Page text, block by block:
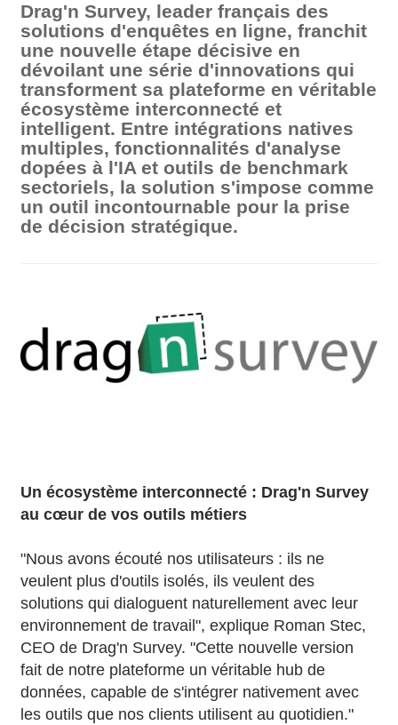
Drag'n Survey, leader français des
solutions d'enquêtes en ligne, franchit
une nouvelle étape décisive en
dévoilant une série d'innovations qui
transforment sa plateforme en véritable
écosystème interconnecté et
intelligent. Entre intégrations natives
multiples, fonctionnalités d'analyse
dopées à l'IA et outils de benchmark
sectoriels, la solution s'impose comme
un outil incontournable pour la prise
de décision stratégique.
Un écosystème interconnecté : Drag'n Survey
au cœur de vos outils métiers
"Nous avons écouté nos utilisateurs : ils ne
veulent plus d'outils isolés, ils veulent des
solutions qui dialoguent naturellement avec leur
environnement de travail", explique Roman Stec,
CEO de Drag'n Survey. "Cette nouvelle version
fait de notre plateforme un véritable hub de
données, capable de s'intégrer nativement avec
les outils que nos clients utilisent au quotidien."